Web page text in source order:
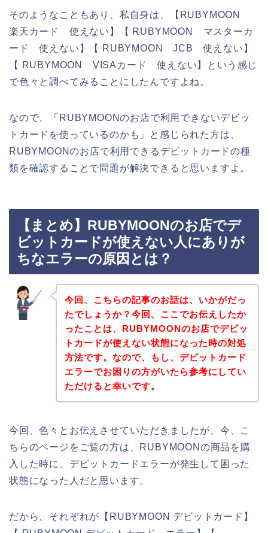
そのようなこともあり、私自身は、【RUBYMOON
楽天カード 使えない】【 RUBYMOON マスターカ
ード 使えない】【 RUBYMOON JCB 使えない】
【 RUBYMOON VISAカード 使えない】という感じ
で色々と調べてみることにしたんですよね。
なので、「RUBYMOONのお店で利用できないデビッ
トカードを使っているのかも」と感じられた方は、
RUBYMOONのお店で利用できるデビットカードの種
類を確認することで問題が解決できると思いますよ。
【まとめ】RUBYMOONのお店でデ
ビットカードが使えない人にありが
ちなエラーの原因とは？
今回、こちらの記事のお話は、いかがだっ
たでしょうか？今回、ここでお伝えしたか
ったことは、RUBYMOONのお店でデビッ
トカードが使えない状態になった時の対処
方法です。なので、もし、デビットカード
エラーでお困りの方がいたら参考にしてい
ただけると幸いです。
今回、色々とお伝えさせていただきましたが、今、こ
ちらのページをご覧の方は、RUBYMOONの商品を購
入した時に、デビットカードエラーが発生して困った
状態になった人だと思います。
だから、それぞれが【RUBYMOON デビットカード】